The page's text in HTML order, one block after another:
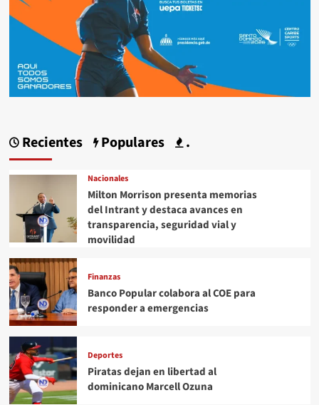
Recientes Populares .
Nacionales
Milton Morrison presenta memorias
del Intrant y destaca avances en
transparencia, seguridad vial y
movilidad
Finanzas
Banco Popular colabora al COE para
responder a emergencias
Deportes
Piratas dejan en libertad al
dominicano Marcell Ozuna